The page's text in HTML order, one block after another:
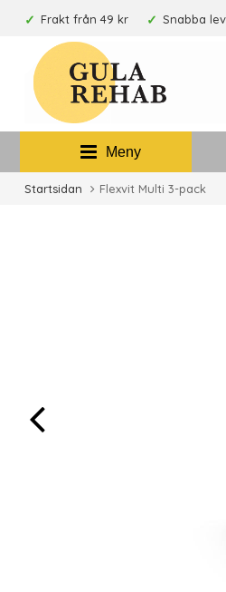
Frakt från 49 kr Snabba
Meny
Startsidan Flexvit Multi 3-pack